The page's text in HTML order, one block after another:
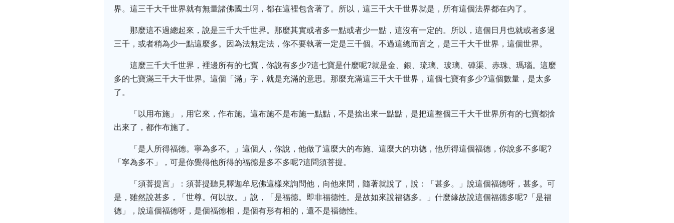
界。這三千大千世界就有無量諸佛國土啊，都在這裡包含著了。所以，這三千大千世界就是，所有這個法界都在內了。
那麼這不過總起來，說是三千大千世界。那麼其實或者多一點或者少一點，這沒有一定的。所以，這個日月也就或者多過
三千，或者稍為少一點這麼多。因為法無定法，你不要執著一定是三千個。不過這總而言之，是三千大千世界，這個世界。
這麼三千大千世界，裡邊所有的七寶，你說有多少?這七寶是什麼呢?就是金、銀、琉璃、玻璃、硨渠、赤珠、瑪瑙。這麼
多的七寶滿三千大千世界。這個「滿」字，就是充滿的意思。那麼充滿這三千大千世界，這個七寶有多少?這個數量，是太多
了。
「以用布施」，用它來，作布施。這布施不是布施一點點，不是捨出來一點點，是把這整個三千大千世界所有的七寶都捨
出來了，都作布施了。
「是人所得福德。寧為多不。」這個人，你說，他做了這麼大的布施、這麼大的功德，他所得這個福德，你說多不多呢?
「寧為多不」，可是你覺得他所得的福德是多不多呢?這問須菩提。
「須菩提言」：須菩提聽見釋迦牟尼佛這樣來詢問他，向他來問，隨著就說了，說：「甚多。」說這個福德呀，甚多。可
是，雖然說甚多，「世尊。何以故。」說，「是福德。即非福德性。是故如來說福德多。」什麼緣故說這個福德多呢?「是福
德」，說這個福德呀，是個福德相，是個有形有相的，還不是福德性。